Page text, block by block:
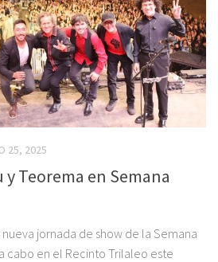
25, 2025
Teorema en Semana
nueva jornada de show de la Semana
cabo en el Recinto Trilaleo este